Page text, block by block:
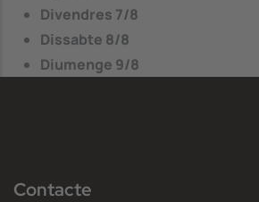
Divendres 7/8
Dissabte 8/8
Diumenge 9/8
Contacte